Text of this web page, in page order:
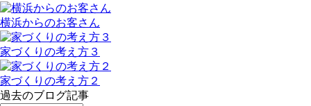
横浜からのお客さん
家づくりの考え方３
家づくりの考え方２
過去のブログ記事